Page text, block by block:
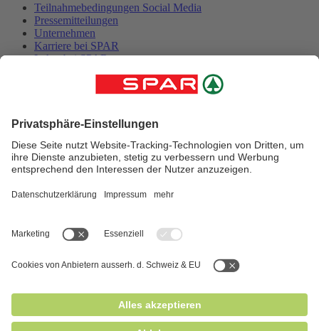
Teilnahmebedingungen Social Media
Pressemitteilungen
Unternehmen
Karriere bei SPAR
Lehre bei SPAR
Impressum
AGB